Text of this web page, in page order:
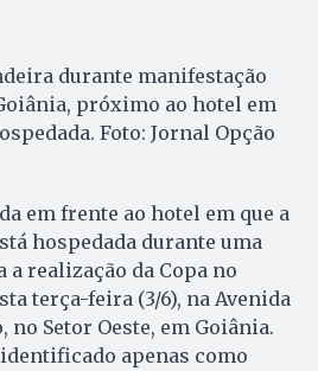
durante manifestação
próximo ao hotel em
Foto: Jornal Opção
em frente ao hotel em que a
hospedada durante uma
realização da Copa no
terça-feira (3/6), na Avenida
no Setor Oeste, em Goiânia.
apenas como